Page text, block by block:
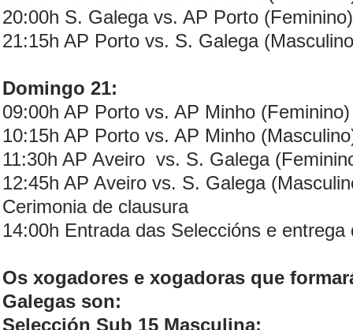
20:00h S. Galega vs. AP Porto (Feminino)
21:15h AP Porto vs. S. Galega
Domingo 21:
09:00h AP Porto vs. AP Minho (Feminino)
10:15h AP Porto vs. AP Minho
11:30h AP Aveiro vs. S. Galega
12:45h AP Aveiro vs. S. Galega
Cerimonia de clausura
14:00h Entrada das Seleccións e entrega
Os xogadores e xogadoras que
Galegas son:
Selección Sub 15 Masculina: